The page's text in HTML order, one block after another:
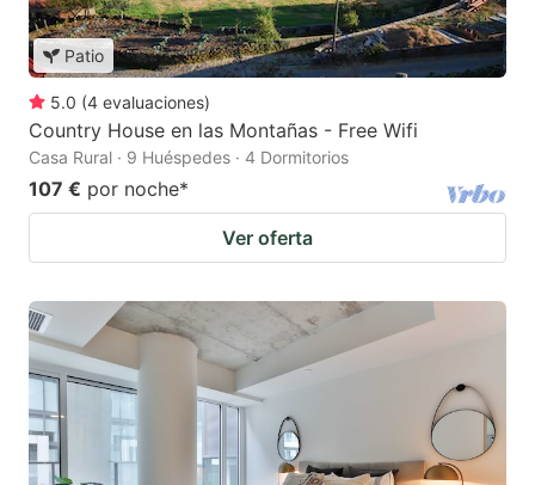
Patio
5.0 (4 evaluaciones)
Country House en las Montañas - Free Wifi
Casa Rural · 9 Huéspedes · 4 Dormitorios
107 € por noche*
Ver oferta